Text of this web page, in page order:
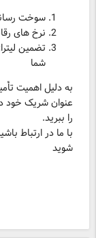
سوخت
نرخ های
تضمین
شما
به دلیل اهمیت
عنوان شریک خود
با ما در ارتباط
شوید